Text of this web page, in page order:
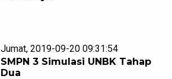
Jumat, 2019-09-20 09:31:54
SMPN 3 Simulasi UNBK Tahap
Dua